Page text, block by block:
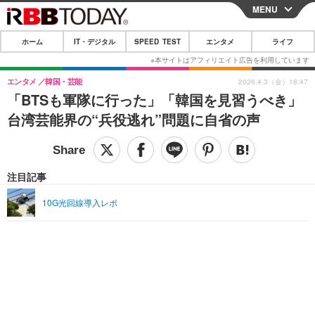
CLOSE
ホーム
IT・デジタル
IT・デジタルTOP スマートフォン
ショッピング その他
SPEED TEST
エンタメTOP 映画・ドラマ
ライフTOP
リリース一覧
MENU
ホーム IT・デジタル SPEED TEST エンタメ ライフ
「BTSも軍隊に行った」「韓国を見習うべき」
台湾芸能界の“兵役逃れ”問題に自省の声
エンタメ 韓国・芸能
注目記事
10G光回線導入レポ
2026.4.3（金）18:47